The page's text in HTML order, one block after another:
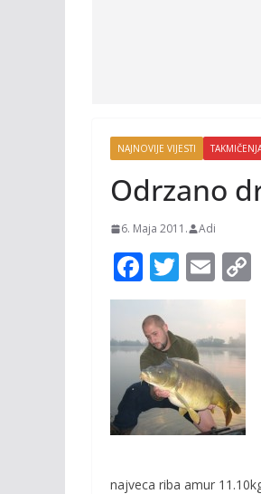
NAJNOVIJE VIJESTI
Odrzano
6. Maja 2011. Adi
F
ac
e
b
o
o
k
T
w
er
E
l
najveca riba amur